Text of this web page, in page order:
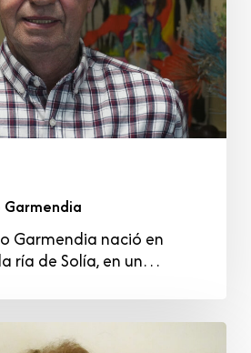
Garmendia
Garmendia nació en
ría de Solía, en un…